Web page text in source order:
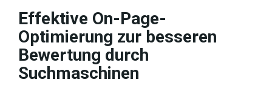
Effektive On-Page-
Optimierung zur besseren
Bewertung durch
Suchmaschinen